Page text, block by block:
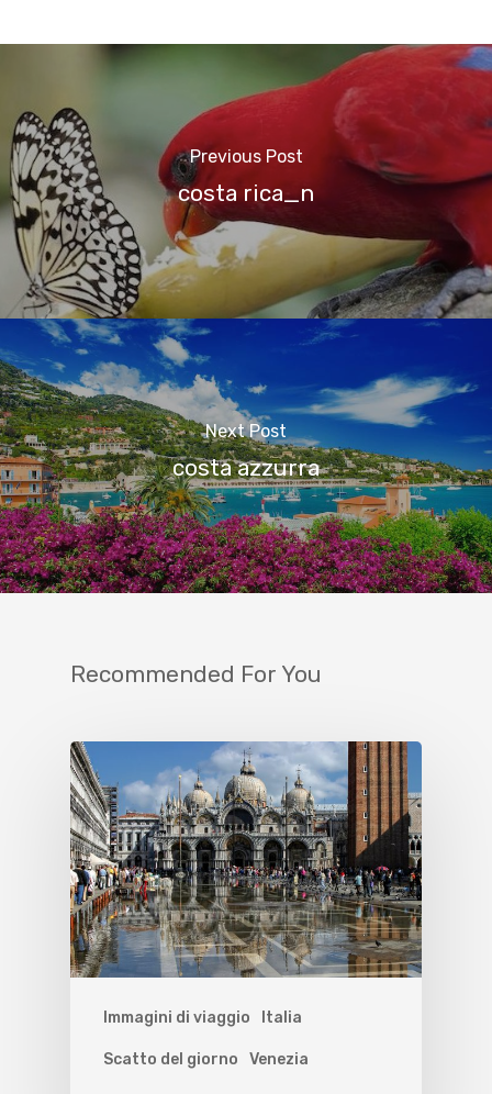
Previous Post
costa rica_n
Next Post
costa azzurra
Recommended For You
Immagini di viaggio Italia
Scatto del giorno Venezia